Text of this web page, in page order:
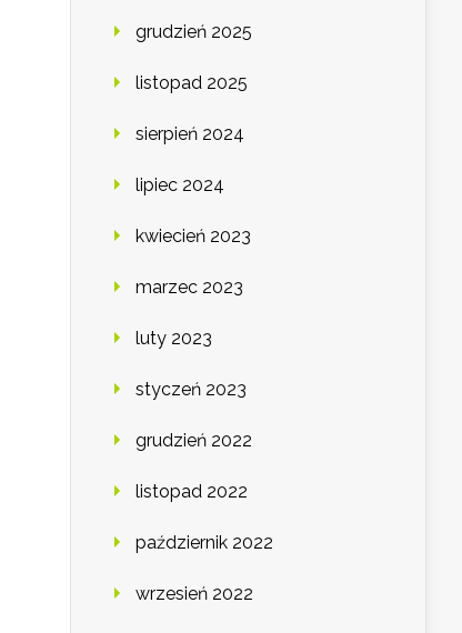
grudzień 2025
listopad 2025
sierpień 2024
lipiec 2024
kwiecień 2023
marzec 2023
luty 2023
styczeń 2023
grudzień 2022
listopad 2022
październik 2022
wrzesień 2022